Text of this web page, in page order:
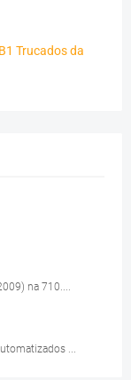
Trucados da
na 710....
...